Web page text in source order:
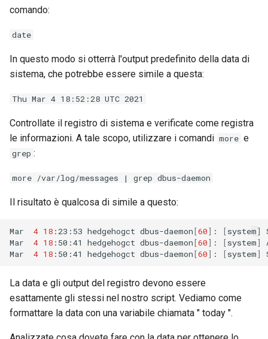
comando:
date
In questo modo si otterrà l'output predefinito della data di
sistema, che potrebbe essere simile a questa:
Thu Mar 4 18:52:28 UTC 2021
Controllate il registro di sistema e verificate come registra
le informazioni. A tale scopo, utilizzare i comandi more e
grep :
more /var/log/messages | grep dbus-daemon
Il risultato è qualcosa di simile a questo:
Mar 4 18 :23:53 hedgehogct dbus-daemon[60] : [system]
Mar
4 18 :50:41 hedgehogct dbus-daemon[60] : [system]
Mar
4 18 :50:41 hedgehogct dbus-daemon[60] : [system]
La data e gli output del registro devono essere
esattamente gli stessi nel nostro script. Vediamo come
formattare la data con una variabile chiamata " today ".